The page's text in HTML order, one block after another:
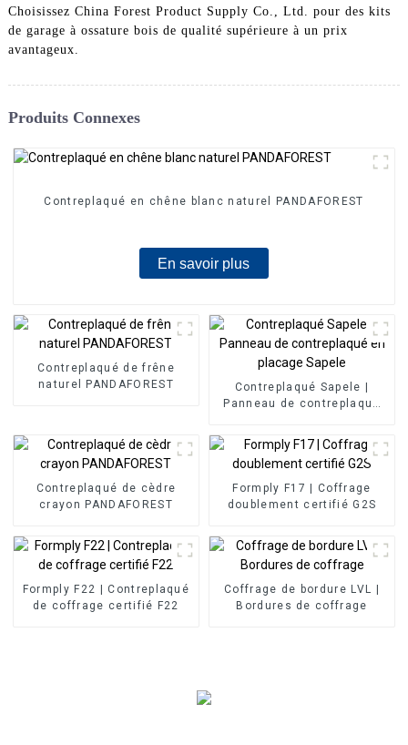
Choisissez China Forest Product Supply Co., Ltd. pour des kits
de garage à ossature bois de qualité supérieure à un prix
avantageux.
Produits Connexes
Contreplaqué en chêne blanc naturel PANDAFOREST
En savoir plus
Contreplaqué de frêne
naturel PANDAFOREST
Contreplaqué Sapele |
Panneau de contreplaqué
Contreplaqué de cèdre
crayon PANDAFOREST
Formply F17 | Coffrage
doublement certifié G2S
Formply F22 | Contreplaqué
de coffrage certifié F22
Coffrage de bordure LVL |
Bordures de coffrage